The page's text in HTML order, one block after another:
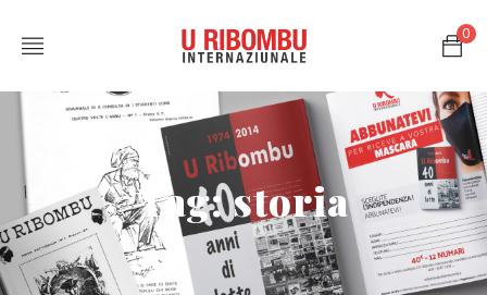
0
Tag: storia